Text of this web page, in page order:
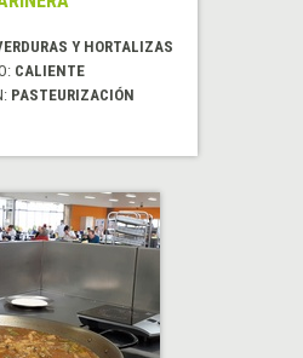
Y HORTALIZAS
CALIENTE
PASTEURIZACIÓN